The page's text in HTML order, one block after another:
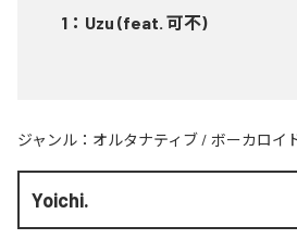
1 ： Uzu (feat. 可不)
ジャンル： オルタナティブ / ボーカロイ
Yoichi.